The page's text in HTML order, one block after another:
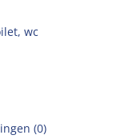
, wc
(0)